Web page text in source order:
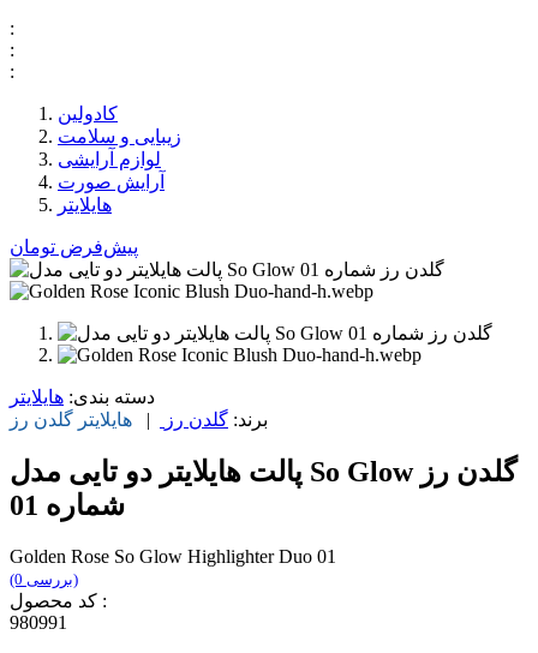
:
:
:
کادولین
زیبایی و سلامت
لوازم آرایشی
آرایش صورت
هایلایتر
پیش‌فرض تومان
دسته بندی: هایلایتر
برند: گلدن رز | هایلایتر گلدن رز
پالت هایلایتر دو تایی مدل So Glow گلدن رز
شماره 01
Golden Rose So Glow Highlighter Duo 01
(0 بررسی)
کد محصول :
980991